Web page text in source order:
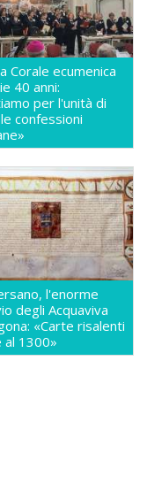
Corale ecumenica
40 anni:
per l'unità di
confessioni
l'enorme
degli Acquaviva
«Carte risalenti
al 1300»